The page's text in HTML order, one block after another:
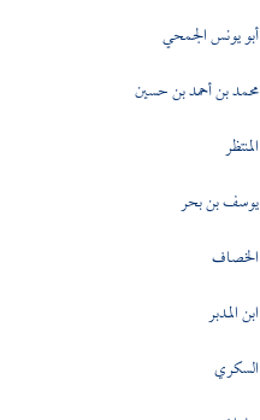
أبو يونس الجمحي
محمد بن أحمد بن حسين
المنتظر
يوسف بن بحر
الخصاف
ابن المدبر
السكري